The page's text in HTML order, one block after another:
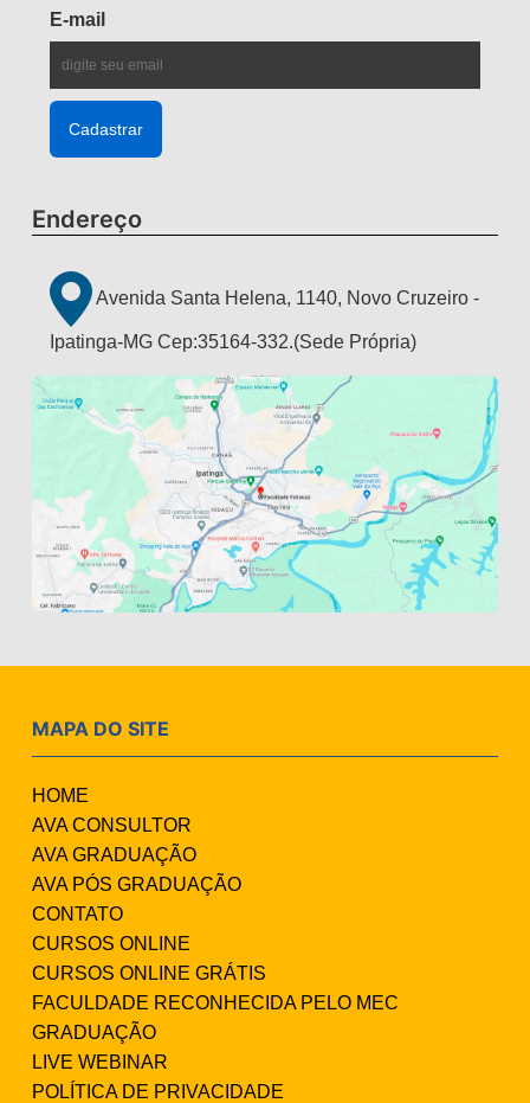
E-mail
Endereço
Avenida Santa Helena, 1140, Novo Cruzeiro -
Ipatinga-MG Cep:35164-332.(Sede Própria)
MAPA DO SITE
HOME
AVA CONSULTOR
AVA GRADUAÇÃO
AVA PÓS GRADUAÇÃO
CONTATO
CURSOS ONLINE
CURSOS ONLINE GRÁTIS
FACULDADE RECONHECIDA PELO MEC
GRADUAÇÃO
LIVE WEBINAR
POLÍTICA DE PRIVACIDADE